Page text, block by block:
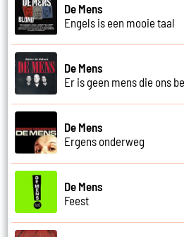
De Mens
Engels is een mooie taal
De Mens
Er is geen mens die ons
De Mens
Ergens onderweg
De Mens
Feest